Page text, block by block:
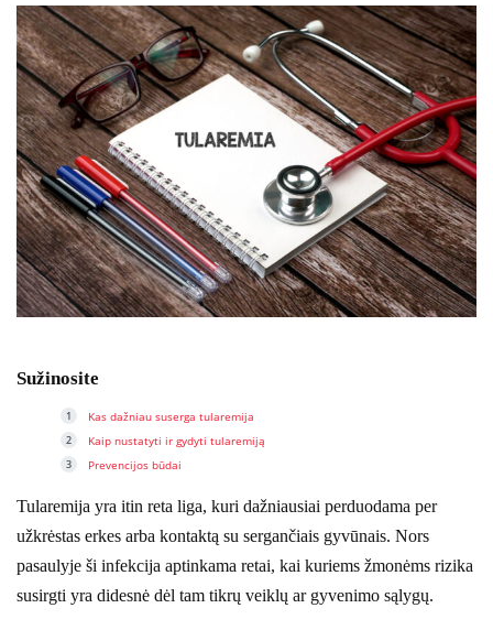
Sužinosite
Kas dažniau suserga tularemija
Kaip nustatyti ir gydyti tularemiją
Prevencijos būdai
Tularemija yra itin reta liga, kuri dažniausiai perduodama per
užkrėstas erkes arba kontaktą su sergančiais gyvūnais. Nors
pasaulyje ši infekcija aptinkama retai, kai kuriems žmonėms rizika
susirgti yra didesnė dėl tam tikrų veiklų ar gyvenimo sąlygų.